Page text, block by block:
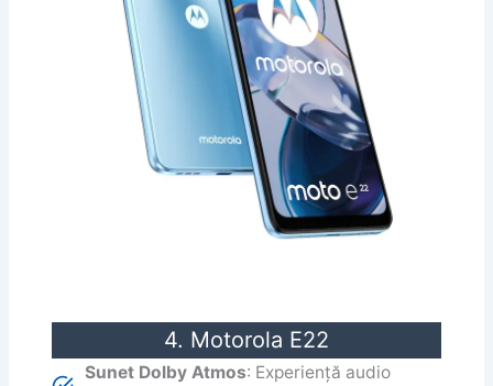
4. Motorola E22
Sunet Dolby Atmos: Experiență audio